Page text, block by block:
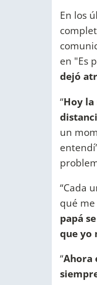
En los
en "Es
dejó
“Hoy
un
“Cada
qué
papá
que yo
“Ahora